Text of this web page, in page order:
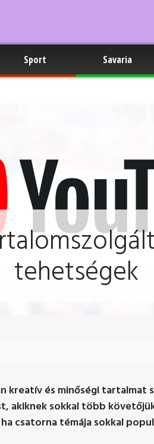
Sport Savaria
tehetségek
kreatív és minőségi
akiknek sokkal több
csatorna témája sokkal